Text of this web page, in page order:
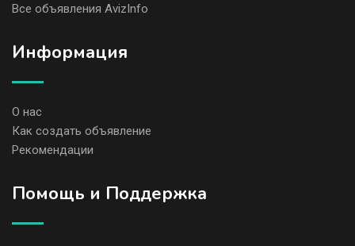
Все объявления AvizInfo
Информация
О нас
Как создать объявление
Рекомендации
Помощь и Поддержка